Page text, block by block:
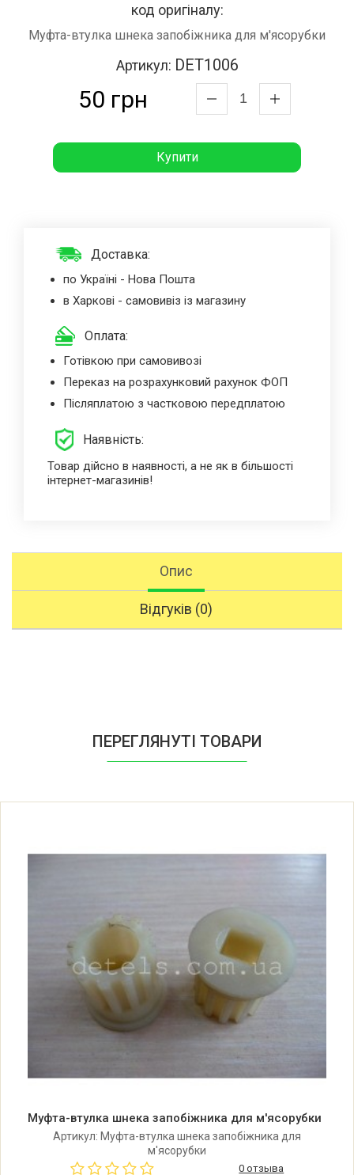
код оригіналу:
Муфта-втулка шнека запобіжника для м'ясорубки
Артикул: DET1006
50 грн
Купити
Доставка:
по Україні - Нова Пошта
в Харкові - самовивіз із магазину
Оплата:
Готівкою при самовивозі
Переказ на розрахунковий рахунок ФОП
Післяплатою з частковою передплатою
Наявність:
Товар дійсно в наявності, а не як в більшості
інтернет-магазинів!
Опис
Відгуків (0)
ПЕРЕГЛЯНУТІ ТОВАРИ
Муфта-втулка шнека запобіжника для м'ясорубки
Артикул: Муфта-втулка шнека запобіжника для
м'ясорубки
0 отзыва